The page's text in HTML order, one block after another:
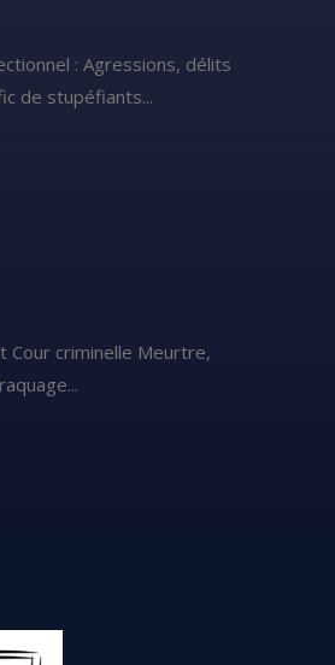
: Agressions, délits
de stupéfiants...
Cour criminelle Meurtre,